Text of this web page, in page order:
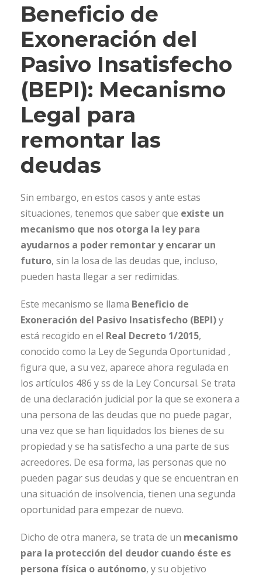
Beneficio de
Exoneración del
Pasivo Insatisfecho
(BEPI): Mecanismo
Legal para
remontar las
deudas
Sin embargo, en estos casos y ante estas
situaciones, tenemos que saber que existe un
mecanismo que nos otorga la ley para
ayudarnos a poder remontar y encarar un
futuro, sin la losa de las deudas que, incluso,
pueden hasta llegar a ser redimidas.
Este mecanismo se llama Beneficio de
Exoneración del Pasivo Insatisfecho (BEPI)y
está recogido en el Real Decreto 1/2015,
conocido como la Ley de Segunda Oportunidad ,
figura que, a su vez, aparece ahora regulada en
los artículos 486 y ss de la Ley Concursal. Se trata
de una declaración judicial por la que se exonera a
una persona de las deudas que no puede pagar,
una vez que se han liquidados los bienes de su
propiedad y se ha satisfecho a una parte de sus
acreedores. De esa forma, las personas que no
pueden pagar sus deudas y que se encuentran en
una situación de insolvencia, tienen una segunda
oportunidad para empezar de nuevo.
Dicho de otra manera, se trata de un mecanismo
para la protección del deudor cuando éste es
persona física o autónomo, y su objetivo